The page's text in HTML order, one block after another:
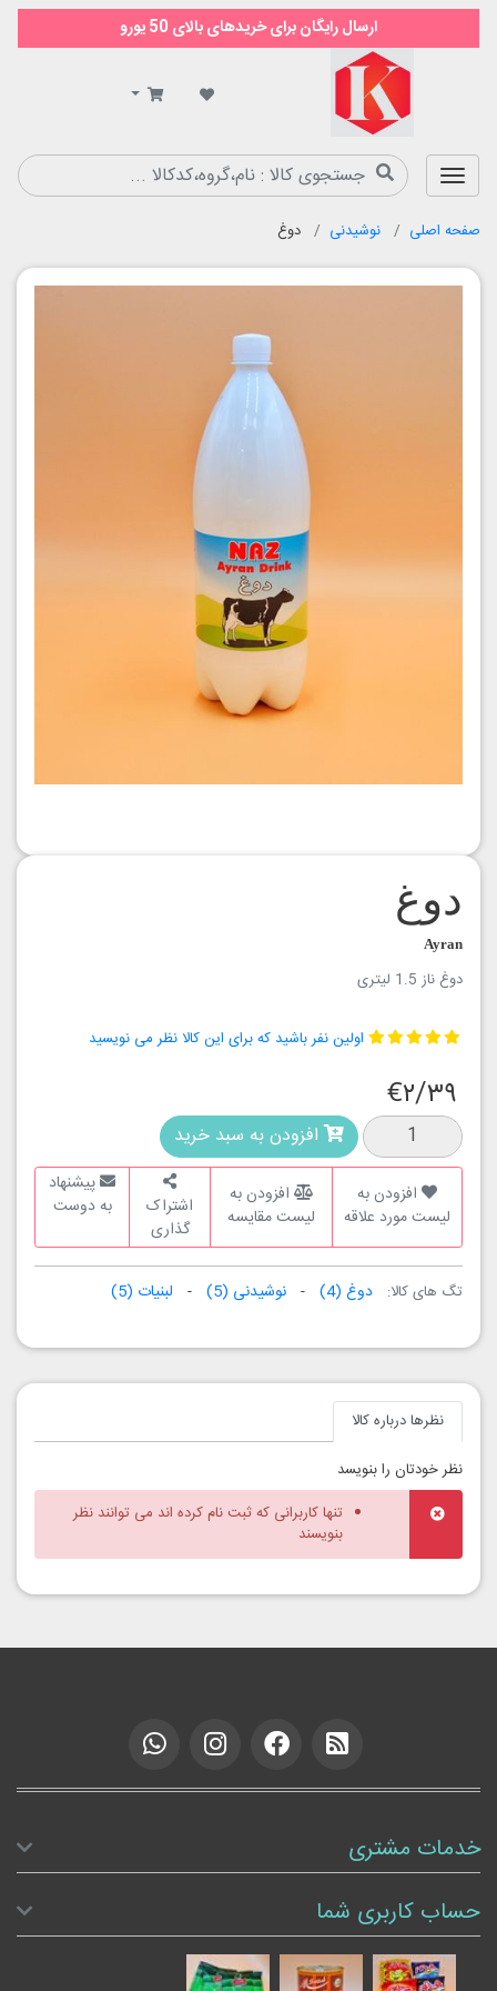
ارسال رایگان برای خریدهای بالای 50 یورو
صفحه اصلی نوشیدنی دوغ
دوغ
Ayran
دوغ ناز 1.5 لیتری
اولین نفر باشید که برای این کالا نظر می نویسید
€۲/۳۹
افزودن به سبد خرید
افزودن به
لیست مورد علاقه
افزودن به
لیست مقایسه
اشتراک
گذاری
پیشنهاد
به دوست
تگ های کالا: دوغ (4) نوشیدنی (5) لبنیات (5)
نظرها درباره کالا
نظر خودتان را بنویسد
تنها کاربرانی که ثبت نام کرده اند می توانند نظر
بنویسند
خدمات مشتری
حساب کاربری شما